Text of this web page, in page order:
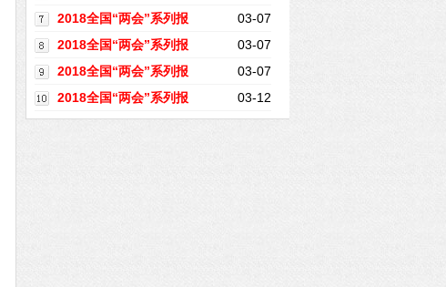
道：浙江代表团——深化“最多跑一次”改
革
03-07
2018全国“两会”系列报
道：江西代表团——打好脱贫攻坚战03-07
2018全国“两会”系列报
道：福建代表团——优化营商环境 构
建“亲”“清”政商关系
03-07
2018全国“两会”系列报
道：加快特色现代农业建设 推进福建乡村
振兴战略
03-12
2018全国“两会”系列报
道：专访全国政协委员沈敏——应积极发